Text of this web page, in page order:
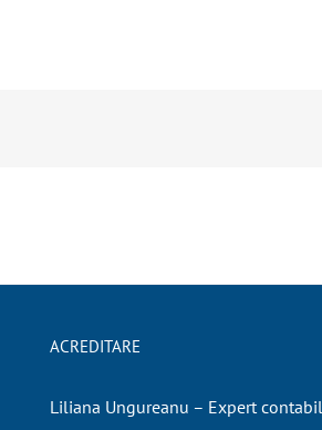
ACREDITARE
Liliana Ungureanu – Expert contabil